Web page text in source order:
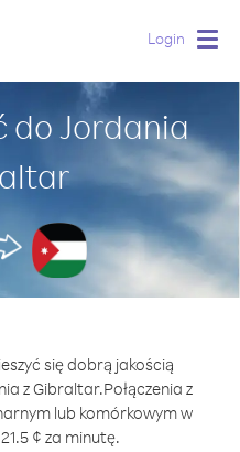
Login
do Jordania
się dobrą jakością
z Gibraltar.Połączenia z
lub komórkowym w
¢ za minutę.